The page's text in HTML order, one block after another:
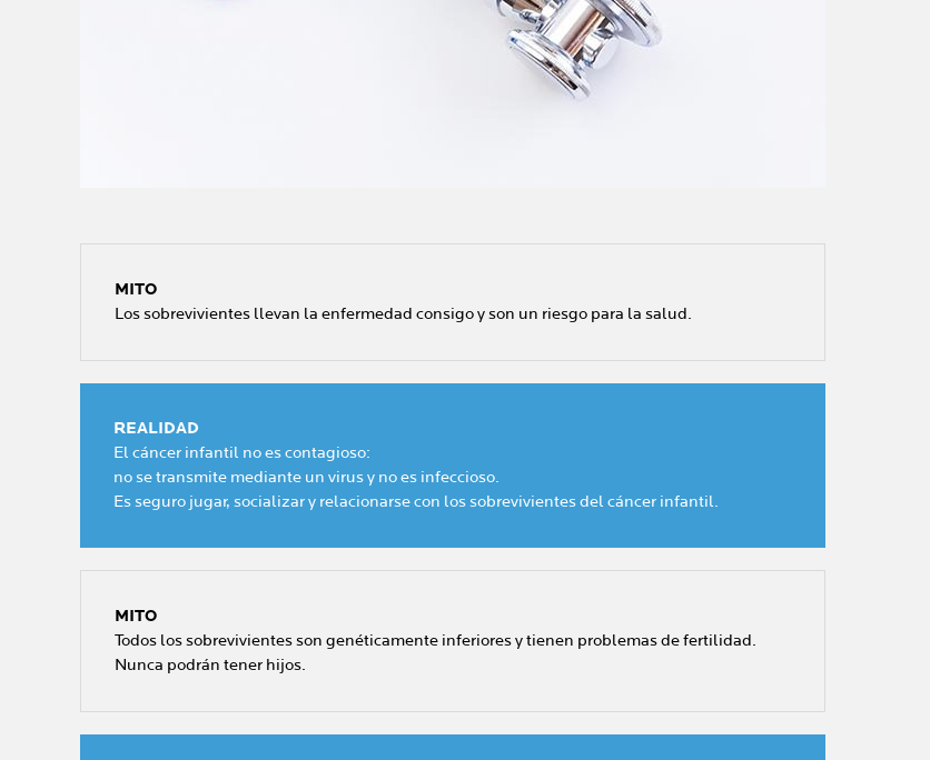
MITO
Los sobrevivientes llevan la enfermedad consigo y son un riesgo para la salud.
REALIDAD
El cáncer infantil no es contagioso:
no se transmite mediante un virus y no es infeccioso.
Es seguro jugar, socializar y relacionarse con los sobrevivientes del cáncer infantil.
MITO
Todos los sobrevivientes son genéticamente inferiores y tienen problemas de fertilidad.
Nunca podrán tener hijos.